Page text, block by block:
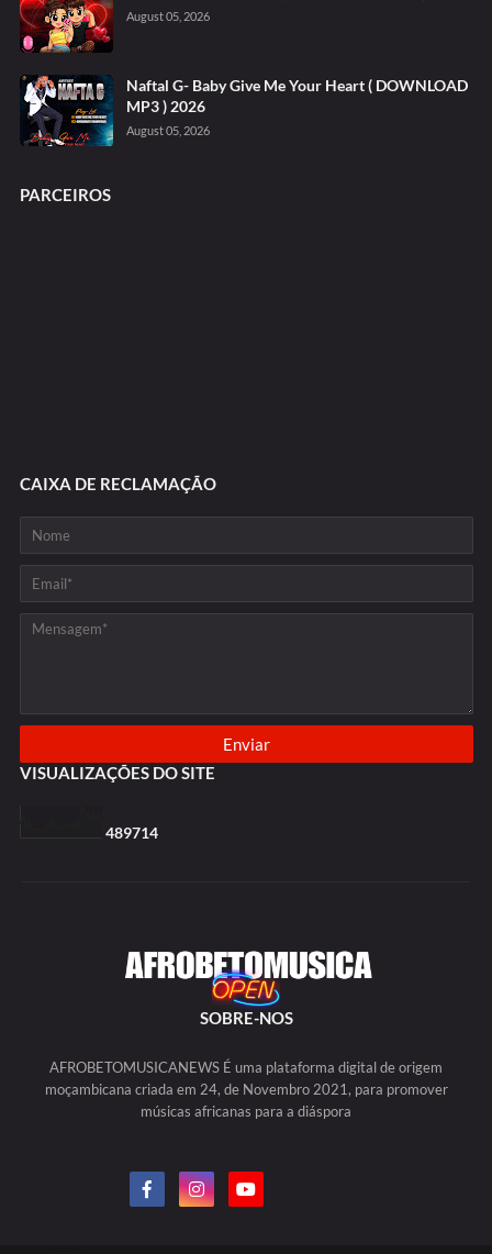
August 05, 2026
Naftal G- Baby Give Me Your Heart ( DOWNLOAD
MP3 ) 2026
August 05, 2026
PARCEIROS
CAIXA DE RECLAMAÇÃO
VISUALIZAÇÕES DO SITE
489714
SOBRE-NOS
AFROBETOMUSICANEWS É uma plataforma digital de origem
moçambicana criada em 24, de Novembro 2021, para promover
músicas africanas para a diáspora